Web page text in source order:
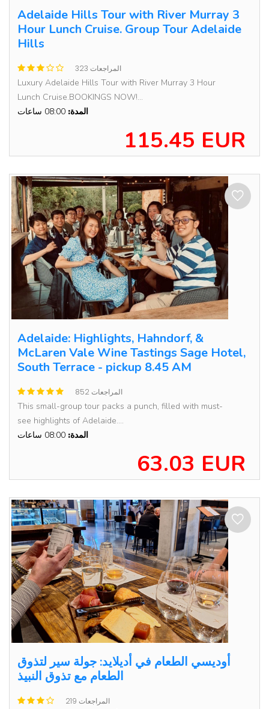
Adelaide Hills Tour with River Murray 3
Hour Lunch Cruise. Group Tour Adelaide
Hills
323 المراجعات
Luxury Adelaide Hills Tour with River Murray 3 Hour
Lunch Cruise.BOOKINGS NOW!...
المدة:
115.45 EUR
Adelaide: Highlights, Hahndorf, &
McLaren Vale Wine Tastings Sage Hotel,
South Terrace - pickup 8.45 AM
852 المراجعات
This small-group tour packs a punch, filled with must-
see highlights of Adelaide....
المدة:
63.03 EUR
أوديسي الطعام في أديلايد: جولة سير لتذوق
الطعام مع تذوق النبيذ
219 المراجعات